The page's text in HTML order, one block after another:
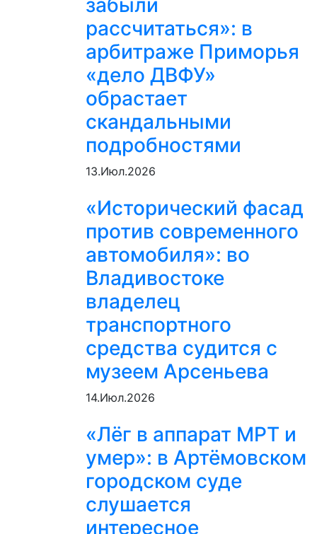
забыли
рассчитаться»: в
арбитраже Приморья
«дело ДВФУ»
обрастает
скандальными
подробностями
13.Июл.2026
«Исторический фасад
против современного
автомобиля»: во
Владивостоке
владелец
транспортного
средства судится с
музеем Арсеньева
14.Июл.2026
«Лёг в аппарат МРТ и
умер»: в Артёмовском
городском суде
слушается
интересное